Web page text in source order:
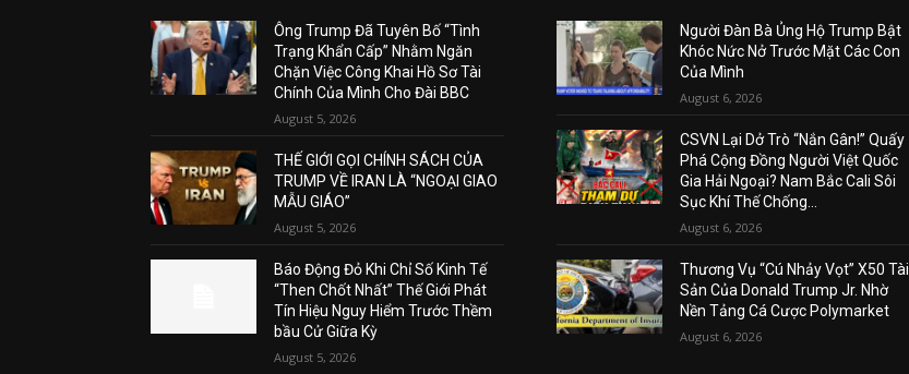
Ông Trump Đã Tuyên Bố “Tình
Trạng Khẩn Cấp” Nhằm Ngăn
Chặn Việc Công Khai Hồ Sơ Tài
Chính Của Mình Cho Đài BBC
August 5, 2026
THẾ GIỚI GỌI CHÍNH SÁCH CỦA
TRUMP VỀ IRAN LÀ “NGOẠI GIAO
MẪU GIÁO”
August 5, 2026
Báo Động Đỏ Khi Chỉ Số Kinh Tế
“Then Chốt Nhất” Thế Giới Phát
Tín Hiệu Nguy Hiểm Trước Thềm
bầu Cử Giữa Kỳ
August 5, 2026
Người Đàn Bà Ủng Hộ Trump Bật
Khóc Nức Nở Trước Mặt Các Con
Của Mình
August 6, 2026
CSVN Lại Dở Trò “Nắn Gân!” Quấy
Phá Cộng Đồng Người Việt Quốc
Gia Hải Ngoại? Nam Bắc Cali Sôi
Sục Khí Thế Chống...
August 6, 2026
Thương Vụ “Cú Nhảy Vọt” X50 Tài
Sản Của Donald Trump Jr. Nhờ
Nền Tảng Cá Cược Polymarket
August 6, 2026